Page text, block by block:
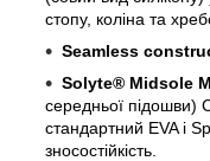
стопу, коліна та
Seamless
Solyte® Midsole
середньої підошви)
стандартний EVA і
зносостійкість.